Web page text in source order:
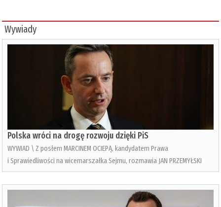
Wywiady
Polska wróci na drogę rozwoju dzięki PiS
WYWIAD \ Z posłem MARCINEM OCIEPĄ, kandydatem Prawa
i Sprawiedliwości na wicemarszałka Sejmu, rozmawia JAN PRZEMYŁSKI